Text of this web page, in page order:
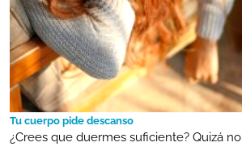
Tu cuerpo pide descanso
¿Crees que duermes suficiente? Quizá no